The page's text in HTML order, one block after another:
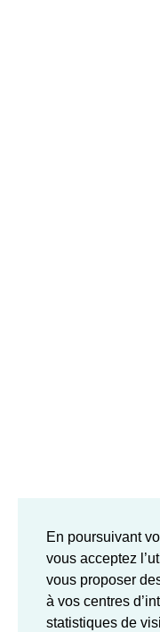
En poursuivant
vous acceptez
vous proposer
à vos centres
statistiques de